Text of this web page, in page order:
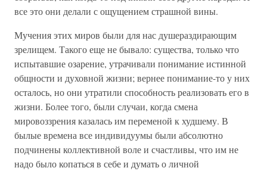
все это они делали с ощущением страшной вины.
Мучения этих миров были для нас душераздирающим
зрелищем. Такого еще не бывало: существа, только что
испытавшие озарение, утрачивали понимание истинной
общности и духовной жизни; вернее понимание-то у них
осталось, но они утратили способность реализовать его в
жизни. Более того, были случаи, когда смена
мировоззрения казалась им переменой к худшему. В
былые времена все индивидуумы были абсолютно
подчинены коллективной воле и счастливы, что им не
надо было копаться в себе и думать о личной